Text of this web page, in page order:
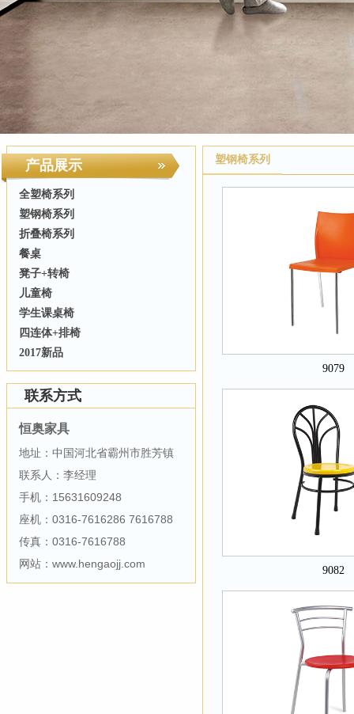
产品展示
全塑椅系列
塑钢椅系列
折叠椅系列
餐桌
凳子+转椅
儿童椅
学生课桌椅
四连体+排椅
2017新品
联系方式
恒奥家具
地址：中国河北省霸州市胜芳镇
联系人：李经理
手机：15631609248
座机：0316-7616286 7616788
传真：0316-7616788
网站：www.hengaojj.com
塑钢椅系列
9079
9082